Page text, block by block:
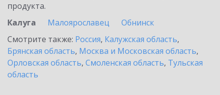
продукта.
Калуга
Малоярославец
Обнинск
Смотрите также: Россия, Калужская область,
Брянская область, Москва и Московская область,
Орловская область, Смоленская область, Тульская
область